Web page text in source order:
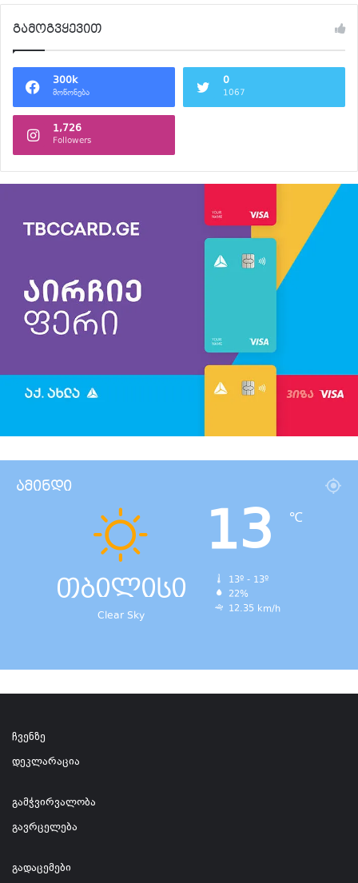
გამოგვყევით
300k
მოწონება
0
1067
1,726
Followers
ამინდი
თბილისი
Clear Sky
13 ℃
13º - 13º
22%
12.35 km/h
ჩვენზე
დეკლარაცია
გამჭვირვალობა
გავრცელება
გადაცემები